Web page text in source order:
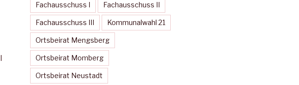
Fachausschuss I Fachausschuss II
Fachausschuss III Kommunalwahl 21
Ortsbeirat Mengsberg
Ortsbeirat Momberg
Ortsbeirat Neustadt